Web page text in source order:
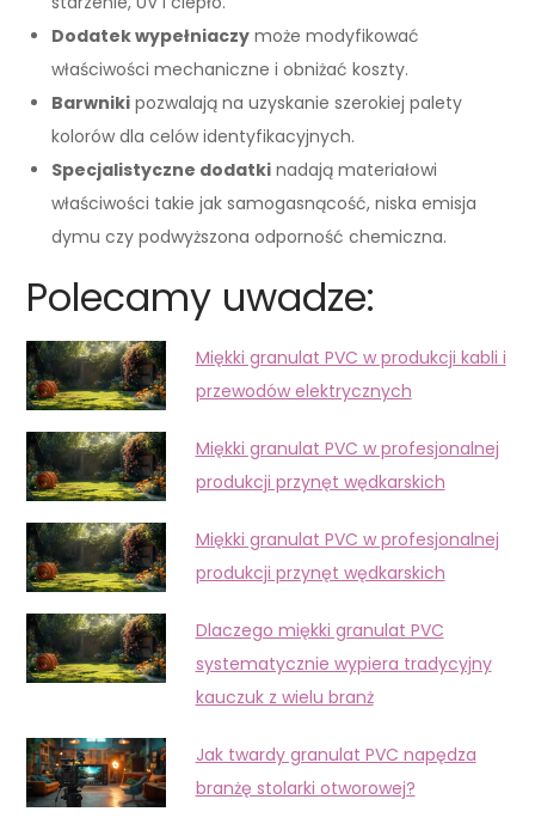
Dodatek wypełniaczy może modyfikować
właściwości mechaniczne i obniżać koszty.
Barwniki pozwalają na uzyskanie szerokiej palety
kolorów dla celów identyfikacyjnych.
Specjalistyczne dodatki nadają materiałowi
właściwości takie jak samogasnącość, niska emisja
dymu czy podwyższona odporność chemiczna.
Polecamy uwadze:
Miękki granulat PVC w produkcji kabli i
przewodów elektrycznych
Miękki granulat PVC w profesjonalnej
produkcji przynęt wędkarskich
Miękki granulat PVC w profesjonalnej
produkcji przynęt wędkarskich
Dlaczego miękki granulat PVC
systematycznie wypiera tradycyjny
kauczuk z wielu branż
Jak twardy granulat PVC napędza
branżę stolarki otworowej?